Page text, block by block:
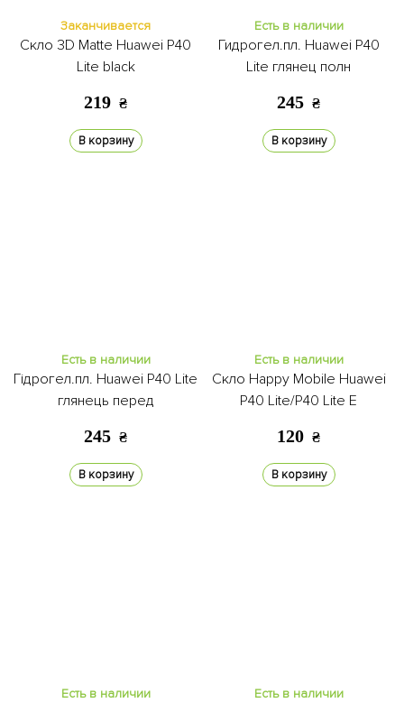
Заканчивается
Скло 3D Matte Huawei P40
Lite black
219 ₴
В корзину
Есть в наличии
Гидрогел.пл. Huawei P40
Lite глянец полн
245 ₴
В корзину
Есть в наличии
Гідрогел.пл. Huawei P40 Lite
глянець перед
245 ₴
В корзину
Есть в наличии
Скло Happy Mobile Huawei
P40 Lite/P40 Lite E
120 ₴
В корзину
Есть в наличии Есть в наличии